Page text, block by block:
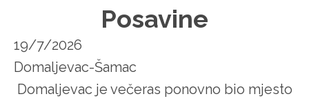
Posavine
19/7/2026
Domaljevac-Šamac
Domaljevac je večeras ponovno bio mjesto